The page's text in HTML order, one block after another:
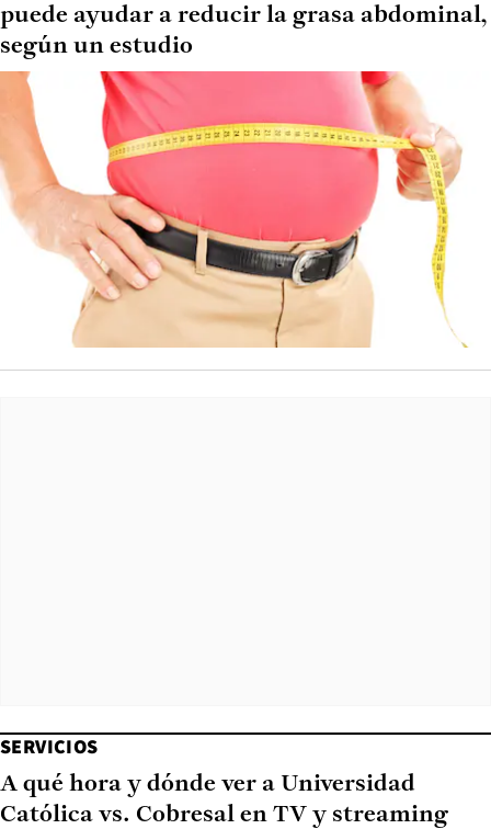
puede ayudar a reducir la grasa abdominal,
según un estudio
SERVICIOS
A qué hora y dónde ver a Universidad
Católica vs. Cobresal en TV y streaming